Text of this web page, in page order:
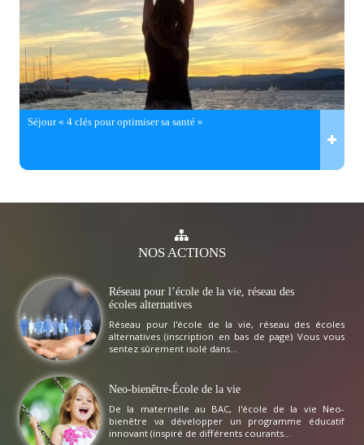
Séjour « 4 clés pour optimiser sa santé »
NOSACTIONS
Réseau pour l’école de la vie, réseau des
écoles alternatives
Réseau pour l'école de la vie, réseau des écoles
alternatives (inscription en bas de page) Vous vous
sentez sûrement isolé dans...
Neo-bienêtre-École de la vie
De la maternelle au BAC, l'école de la vie Neo-
bienêtre va développer un programme éducatif
innovant (inspiré de différents courants...